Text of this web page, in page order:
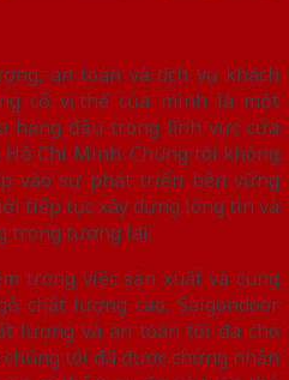
an toàn và dịch vụ khách
cố vị thế của mình là một
hàng đầu trong lĩnh vực cửa
Chí Minh. Chúng tôi không
vào sự phát triển bền vững
tiếp tục xây dựng lòng tin và
trong tương lai.
trong việc sản xuất và cung
chất lượng cao, Saigondoor
lượng và an toàn tối đa cho
chúng tôi đã được chứng nhận